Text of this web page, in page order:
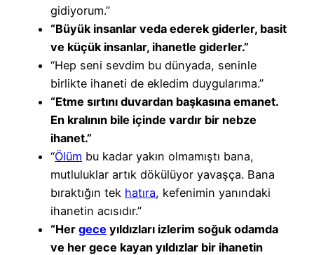
gidiyorum.”
“Büyük insanlar veda ederek giderler, basit
ve küçük insanlar, ihanetle giderler.”
“Hep seni sevdim bu dünyada, seninle
birlikte ihaneti de ekledim duygularıma.”
“Etme sırtını duvardan başkasına emanet.
En kralının bile içinde vardır bir nebze
ihanet.”
“Ölüm bu kadar yakın olmamıştı bana,
mutluluklar artık dökülüyor yavaşça. Bana
bıraktığın tek hatıra, kefenimin yanındaki
ihanetin acısıdır.”
“Her gece yıldızları izlerim soğuk odamda
ve her gece kayan yıldızlar bir ihanetin